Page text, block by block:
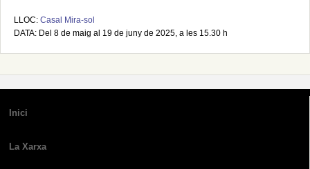
LLOC: Casal Mira-sol
DATA: Del 8 de maig al 19 de juny de 2025, a les 15.30 h
Inici
La Xarxa